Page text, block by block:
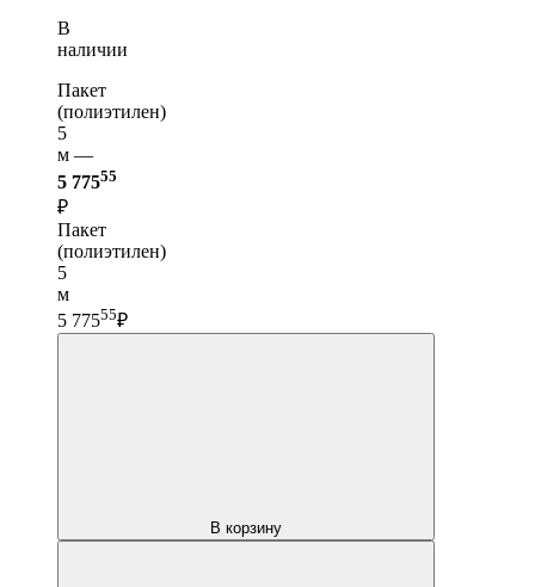
В
наличии
Пакет
(полиэтилен)
5
м —
5 77555
₽
Пакет
(полиэтилен)
5
м
5 77555₽
В корзину